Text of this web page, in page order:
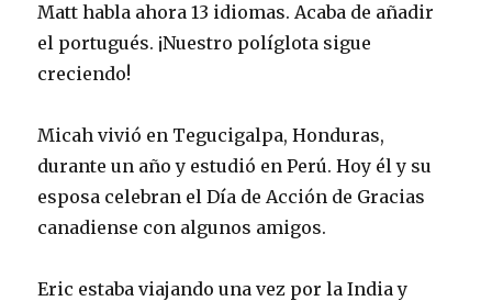
Matt habla ahora 13 idiomas. Acaba de añadir
el portugués. ¡Nuestro políglota sigue
creciendo!
Micah vivió en Tegucigalpa, Honduras,
durante un año y estudió en Perú. Hoy él y su
esposa celebran el Día de Acción de Gracias
canadiense con algunos amigos.
Eric estaba viajando una vez por la India y